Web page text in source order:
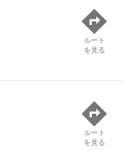
ルート
を見る
ルート
を見る